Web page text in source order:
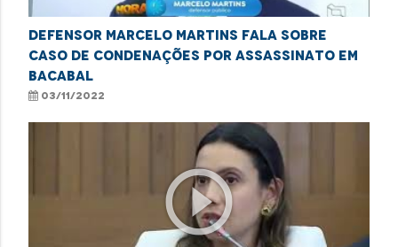
Defensor Marcelo Martins fala sobre
caso de condenações por assassinato em
Bacabal
03/11/2022
play_circle_outline